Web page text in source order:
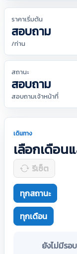
ราคาเริ่มต้น
สอบถาม
/ท่าน
สถานะ
สอบถาม
สอบถามเจ้าหน้าที่
เดินทาง
เลือกเดือน
รีเซ็ต
ทุกสถานะ
ทุกเดือน
ยังไม่มีรอ